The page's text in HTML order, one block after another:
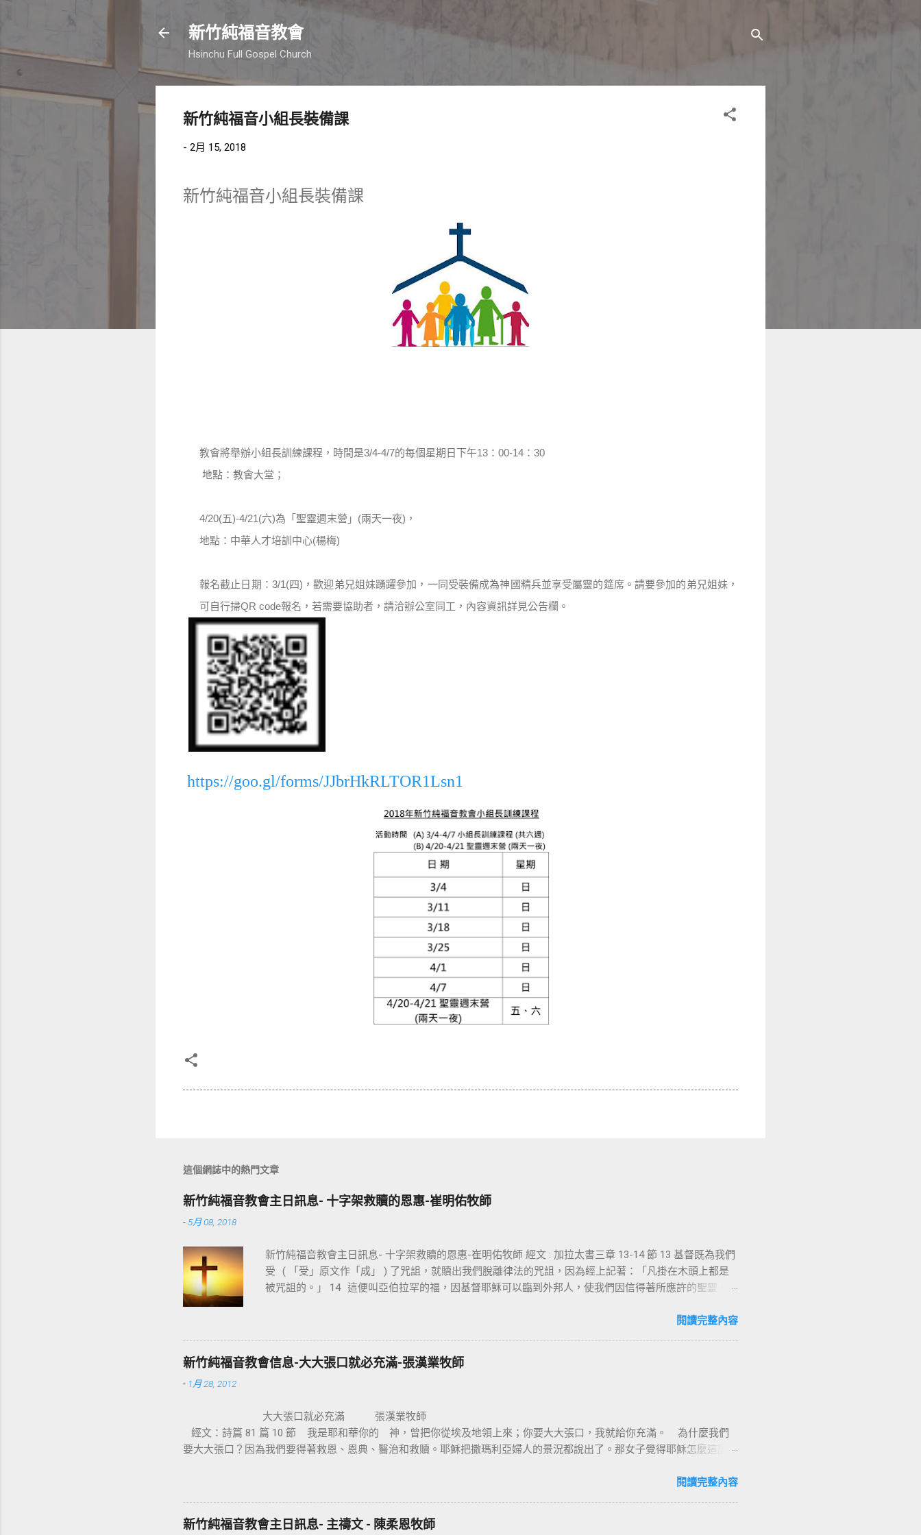
新竹純福音教會
Hsinchu Full Gospel Church
新竹純福音小組長裝備課
- 2月 15, 2018
新竹純福音小組長裝備課
教會將舉辦小組長訓練課程，時間是3/4-4/7的每個星期日下午13 ： 00-14 ： 30
地點：教會大堂；
4/20(五)-4/21(六)為「聖靈週末營」 (兩天一夜) ，
地點：中華人才培訓中心(楊梅)
報名截止日期： 3/1(四) ，歡迎弟兄姐妹踴躍參加，一同受裝備成為神國精兵並享受屬靈的筵席。請要參加的弟兄姐妹，
可自行掃QR code報名，若需要協助者，請洽辦公室同工，內容資訊詳見公告欄。
https://goo.gl/forms/JJbrHkRLTOR1Lsn1
這個網誌中的熱門文章
新竹純福音教會主日訊息- 十字架救贖的恩惠-崔明佑牧師
- 5月 08, 2018
新竹純福音教會主日訊息- 十字架救贖的恩惠-崔明佑牧師 經文 : 加拉太書三章 13-14 節 13 基督既為我們
受 ( 「受」原文作「成」 ) 了咒詛，就贖出我們脫離律法的咒詛，因為經上記著：「凡掛在木頭上都是
被咒詛的。」 14 這便叫亞伯拉罕的福，因基督耶穌可以臨到外邦人，使我們因信得著所應許的聖靈。
穌。使徒保羅對哥林多的教會說：我不以我的智慧言語來傳講神的福音，我立定心志除了耶穌基督並祂釘
神的能力，我們是因耶穌基督成為新造的人。 林後 5:17 若有人在基督裡，他就是新造的人，舊事已過，
都變成新的了。 在基督裡成為新造的人有兩個意義：一是修理舊的，使它能像新的一樣；二是把舊的全
架也成為愛與犧牲的象徵。 一個真正體會耶穌基督救贖恩典的人，才能樂意感謝的背起耶穌基督給我
們的十字架，耶穌在十字架上給我們什麼恩典呢 ? 一、從律法中得釋放 ：耶穌基督在十字架上捨身流
血，讓我們從律法的綑綁中得釋放，沒有罪的耶穌為有罪的我們，流出寶血救贖我們、讓我們罪得赦免。
與以色列百姓立約，立約的根據就是十誡命，若沒有做到就會受到審判。我們若遵行誡命，耶和華的祝福
就臨到我們身上 ( 申 28:1-14) ； 反之 ， 耶和華的咒詛就臨到 ( 申 28:15-68) 。 世人都犯了罪 ， 虧缺主
的榮耀 ， 人是無法解決罪的問題，唯有藉著耶穌基督十字架的救贖，才能讓我們從律法的咒詛 ( 貧窮 、
閱讀完整內容
新竹純福音教會信息-大大張口就必充滿-張漢業牧師
- 1月 28, 2012
大大張口就必充滿 張漢業牧師
經文：詩篇 81 篇 10 節 我是耶和華你的 神，曾把你從埃及地領上來；你要大大張口，我就給你充滿。 為什麼我們
要大大張口？因為我們要得著救恩、恩典、醫治和救贖。耶穌把撒瑪利亞婦人的景況都說出了。那女子覺得耶穌怎麼這麼厲
門口，看見一位生來瘸腿的，彼得說：【 金和銀我都没有，只把我所擁有的給你，我奉拿撒勒人耶穌的名，叫你起來行
但我已經得到醫治了」。 神喜歡我們大大張口，因為祂喜歡我們把內心實際的表達出來。 神不是不知道我們內心的狀況和
遭遇，並不是祂缺乏而不能給我們，重要的是很多的人，他没有祈求、没有宣告、没有求告 神。 ( 太七 7-8...
閱讀完整內容
新竹純福音教會主日訊息- 主禱文 - 陳柔恩牧師